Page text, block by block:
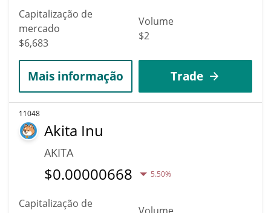
Capitalização de
mercado
$6,683
Volume
$2
Mais informação Trade
11048
Akita Inu
AKITA
$0.00000668 5.50%
Capitalização de